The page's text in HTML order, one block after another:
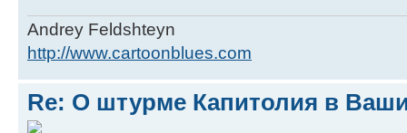
Andrey Feldshteyn
http://www.cartoonblues.com
Re: О штурме Капитолия в